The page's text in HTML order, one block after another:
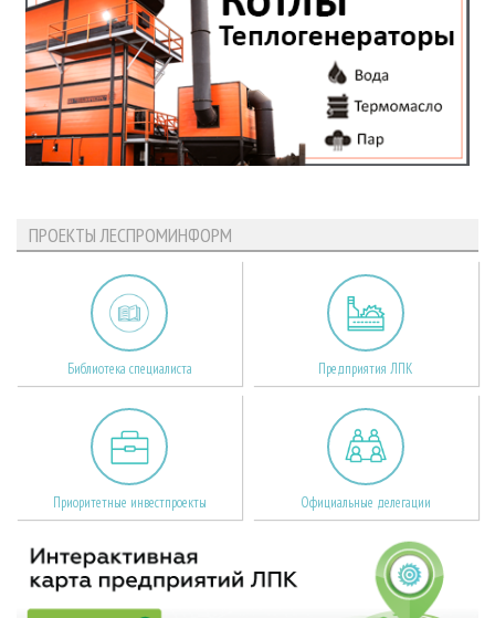
ПРОЕКТЫ ЛЕСПРОМИНФОРМ
Библиотека специалиста Предприятия ЛПК
Приоритетные инвестпроекты Официальные делегации